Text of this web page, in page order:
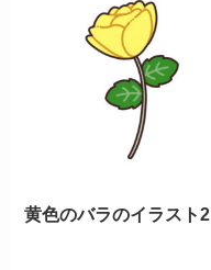
黄色のバラのイラスト2